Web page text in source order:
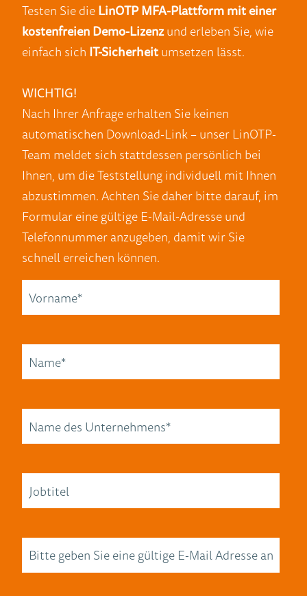
Testen Sie dieLinOTP MFA-Plattform mit einer
kostenfreien Demo-Lizenzund erleben Sie, wie
einfach sich IT-Sicherheitumsetzen lässt.
WICHTIG!
Nach Ihrer Anfrage erhalten Sie keinen
automatischen Download-Link – unser LinOTP-
Team meldet sich stattdessen persönlich bei
Ihnen, um die Teststellung individuell mit Ihnen
abzustimmen. Achten Sie daher bitte darauf, im
Formular eine gültige E-Mail-Adresse und
Telefonnummer anzugeben, damit wir Sie
schnell erreichen können.